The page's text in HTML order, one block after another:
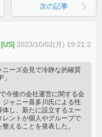
次の記事
2023/10/02(月) 19:21:2
ーズ会見で冷静な的確質
今後の会社運営に関する会
ャニー喜多川氏による性
し、新たに設立するエー
ントが個人やグループで
えることを発表した。